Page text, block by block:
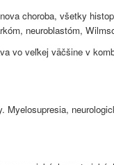
choroba, všetky
neuroblastóm,
vo veľkej väčšine v
Myelosupresia,